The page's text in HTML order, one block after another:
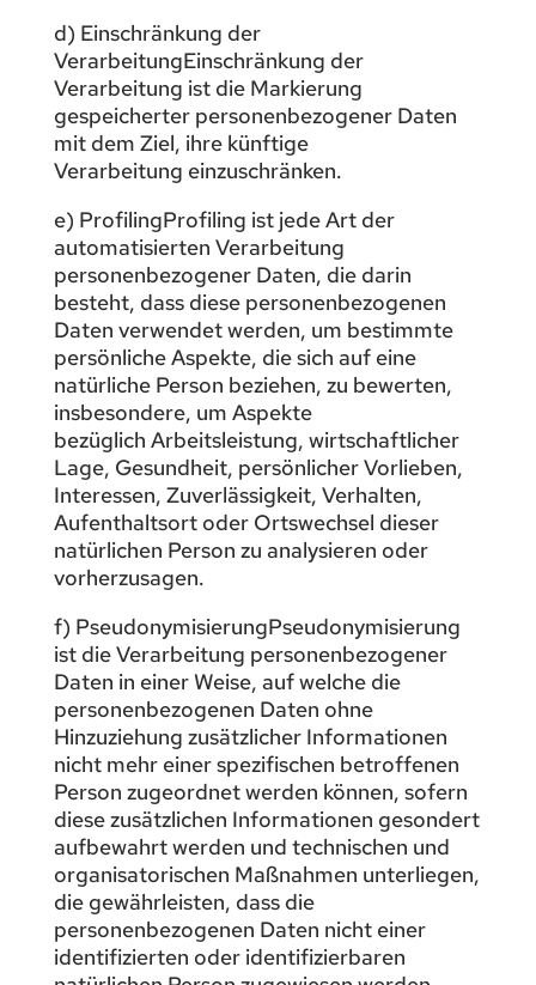
d) Einschränkung der
VerarbeitungEinschränkung der
Verarbeitung ist die Markierung
gespeicherter personenbezogener Daten
mit dem Ziel, ihre künftige
Verarbeitung einzuschränken.
e) ProfilingProfiling ist jede Art der
automatisierten Verarbeitung
personenbezogener Daten, die darin
besteht, dass diese personenbezogenen
Daten verwendet werden, um bestimmte
persönliche Aspekte, die sich auf eine
natürliche Person beziehen, zu bewerten,
insbesondere, um Aspekte
bezüglich Arbeitsleistung, wirtschaftlicher
Lage, Gesundheit, persönlicher Vorlieben,
Interessen, Zuverlässigkeit, Verhalten,
Aufenthaltsort oder Ortswechsel dieser
natürlichen Person zu analysieren oder
vorherzusagen.
f) PseudonymisierungPseudonymisierung
ist die Verarbeitung personenbezogener
Daten in einer Weise, auf welche die
personenbezogenen Daten ohne
Hinzuziehung zusätzlicher Informationen
nicht mehr einer spezifischen betroffenen
Person zugeordnet werden können, sofern
diese zusätzlichen Informationen gesondert
aufbewahrt werden und technischen und
organisatorischen Maßnahmen unterliegen,
die gewährleisten, dass die
personenbezogenen Daten nicht einer
identifizierten oder identifizierbaren